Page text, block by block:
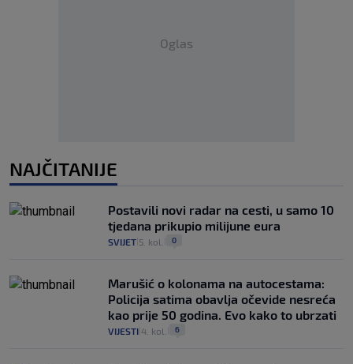
Oglas
NAJČITANIJE
Postavili novi radar na cesti, u samo 10
tjedana prikupio milijune eura
SVIJET 5. kol. 0
Marušić o kolonama na autocestama:
Policija satima obavlja očevide nesreća
kao prije 50 godina. Evo kako to ubrzati
VIJESTI 4. kol. 6